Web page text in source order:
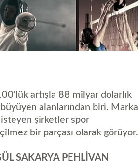
artışla 88 milyar dolarlık
alanlarından biri. Marka
isteyen şirketler spor
bir parçası olarak görüyor.
PEHLİVAN